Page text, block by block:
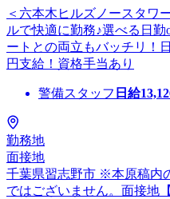
＜六本木ヒルズノースタワ
ルで快適に勤務♪選べる日
ートとの両立もバッチリ！
円支給！資格手当あり
警備スタッフ 日給
勤務地
面接地
千葉県習志野市 ※本原稿内
ではございません。面接地